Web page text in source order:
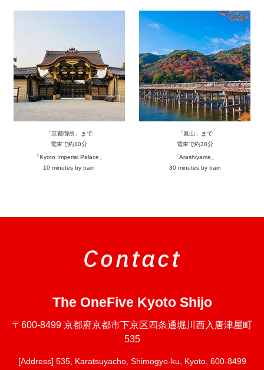
「京都御所」まで
電車で約10分
「Kyoto Imperial Palace」
10 minutes by train
「嵐山」まで
電車で約30分
「Arashiyama」
30 minutes by train
Contact
The OneFive Kyoto Shijo
〒600-8499 京都府京都市下京区四条通堀川西入唐津屋町
535
[Address] 535, Karatsuyacho, Shimogyo-ku, Kyoto, 600-8499